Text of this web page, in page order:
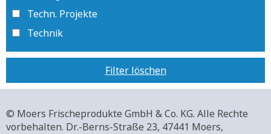
Techn. Projekte
Technik
Filter löschen
© Moers Frischeprodukte GmbH & Co. KG. Alle Rechte
vorbehalten. Dr.-Berns-Straße 23, 47441 Moers,